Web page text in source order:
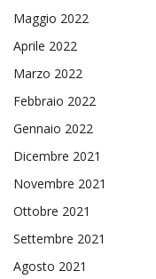
Maggio 2022
Aprile 2022
Marzo 2022
Febbraio 2022
Gennaio 2022
Dicembre 2021
Novembre 2021
Ottobre 2021
Settembre 2021
Agosto 2021